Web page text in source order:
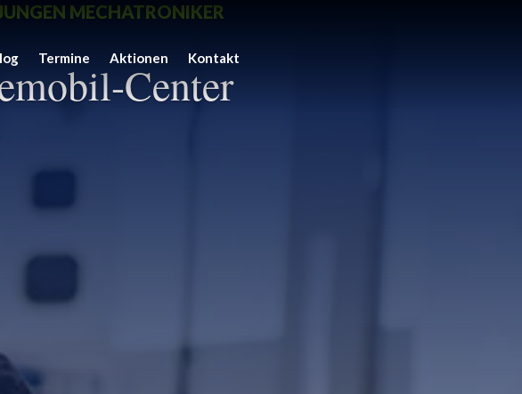
Termine Aktionen Kontakt
MECHATRONIKER
Center